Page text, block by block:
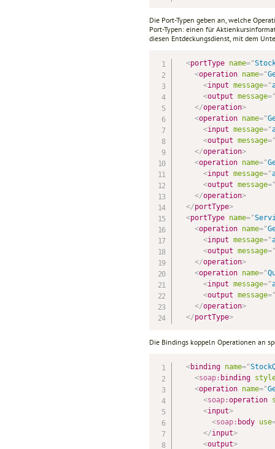
Die Port-Typen geben an, welche
Port-Typen: einen für
diesen Entdeckungsdienst, mit dem
<portType name="
<operation name="
<input message="
<output message=
</operation>
<operation name="
<input message="
<output message=
</operation>
<operation name="
<input message="
<output message=
</operation>
</portType>
<portType name="
<operation name="
<input message="
<output message=
</operation>
<operation name="
<input message="
<output message=
</operation>
</portType>
Die Bindings koppeln Operationen an
<binding name="
<soap: binding
<operation name="
<soap:operation
<input>
<soap: body use
</input>
<output>